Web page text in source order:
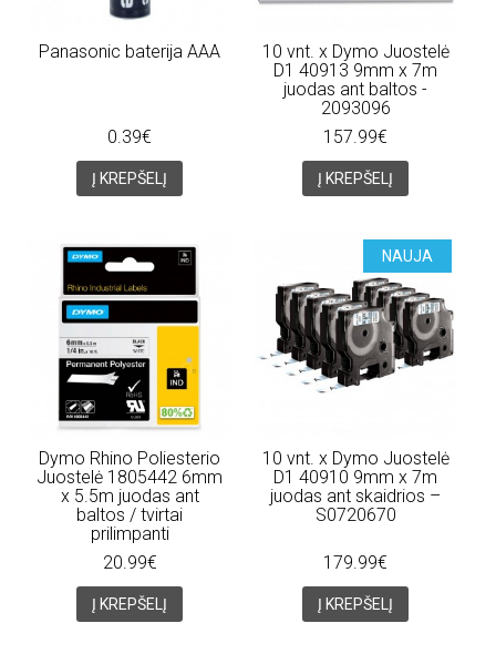
Panasonic baterija AAA
0.39€
Į KREPŠELĮ
10 vnt. x Dymo Juostelė
D1 40913 9mm x 7m
juodas ant baltos -
2093096
157.99€
Į KREPŠELĮ
Dymo Rhino Poliesterio
Juostelė 1805442 6mm
x 5.5m juodas ant
baltos / tvirtai
prilimpanti
20.99€
Į KREPŠELĮ
NAUJA
10 vnt. x Dymo Juostelė
D1 40910 9mm x 7m
juodas ant skaidrios –
S0720670
179.99€
Į KREPŠELĮ